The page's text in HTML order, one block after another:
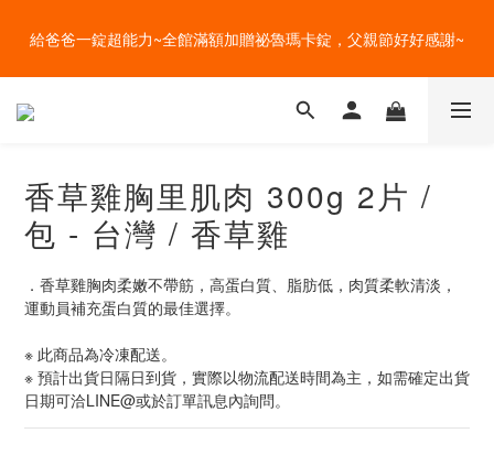
吃菜~
給爸爸一錠超能力~全館滿額加贈祕魯瑪卡錠，父親節好好感謝~
盛夏的餐桌，一定少不了美蔬菜的清爽~ A+B 送購物金🎁一起好好
香草雞胸里肌肉 300g 2片 /
包 - 台灣 / 香草雞
．香草雞胸肉柔嫩不帶筋，高蛋白質、脂肪低，肉質柔軟清淡，
運動員補充蛋白質的最佳選擇。
※ 此商品為冷凍配送。
※ 預計出貨日隔日到貨，實際以物流配送時間為主，如需確定出貨
日期可洽LINE@或於訂單訊息內詢問。